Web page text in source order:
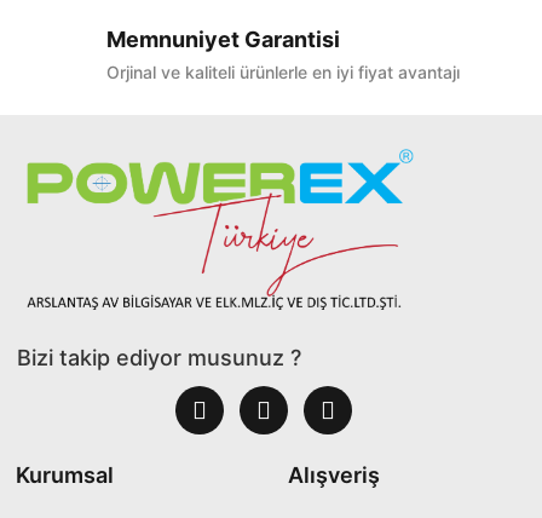
Memnuniyet Garantisi
Orjinal ve kaliteli ürünlerle en iyi fiyat avantajı
Bizi takip ediyor musunuz ?
Kurumsal Alışveriş